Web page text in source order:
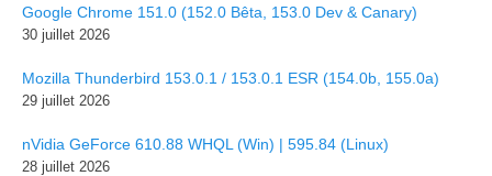
Google Chrome 151.0 (152.0 Bêta, 153.0 Dev & Canary)
30 juillet 2026
Mozilla Thunderbird 153.0.1 / 153.0.1 ESR (154.0b, 155.0a)
29 juillet 2026
nVidia GeForce 610.88 WHQL (Win) | 595.84 (Linux)
28 juillet 2026